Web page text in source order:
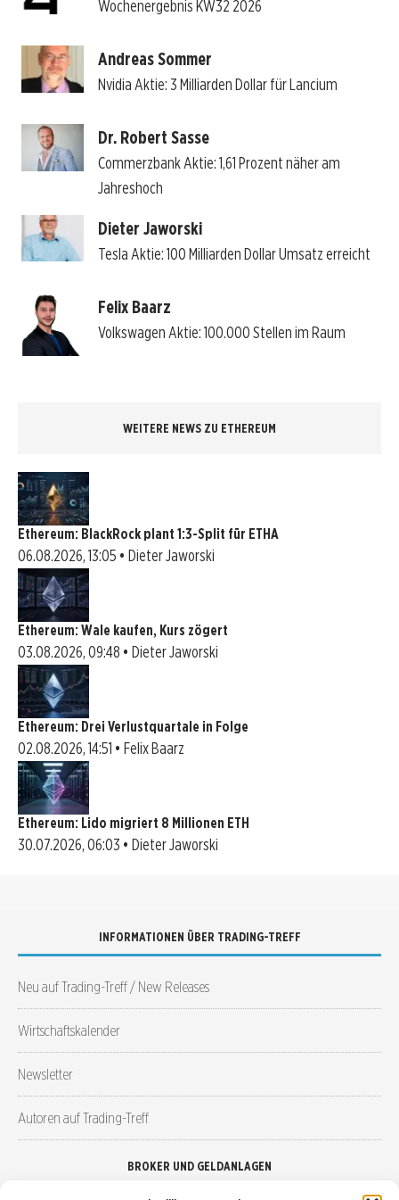
Wochenergebnis KW32 2026
Andreas Sommer
Nvidia Aktie: 3 Milliarden Dollar für Lancium
Dr. Robert Sasse
Commerzbank Aktie: 1,61 Prozent näher am
Jahreshoch
Dieter Jaworski
Tesla Aktie: 100 Milliarden Dollar Umsatz erreicht
Felix Baarz
Volkswagen Aktie: 100.000 Stellen im Raum
WEITERE NEWS ZU ETHEREUM
Ethereum: BlackRock plant 1:3-Split für ETHA
06.08.2026, 13:05 • Dieter Jaworski
Ethereum: Wale kaufen, Kurs zögert
03.08.2026, 09:48 • Dieter Jaworski
Ethereum: Drei Verlustquartale in Folge
02.08.2026, 14:51 • Felix Baarz
Ethereum: Lido migriert 8 Millionen ETH
30.07.2026, 06:03 • Dieter Jaworski
INFORMATIONEN ÜBER TRADING-TREFF
Neu auf Trading-Treff / New Releases
Wirtschaftskalender
Newsletter
Autoren auf Trading-Treff
BROKER UND GELDANLAGEN